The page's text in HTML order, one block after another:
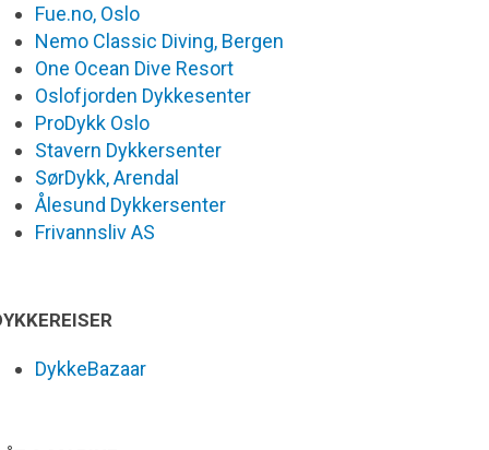
Fue.no, Oslo
Nemo Classic Diving, Bergen
One Ocean Dive Resort
Oslofjorden Dykkesenter
ProDykk Oslo
Stavern Dykkersenter
SørDykk, Arendal
Ålesund Dykkersenter
Frivannsliv AS
DykkeBazaar